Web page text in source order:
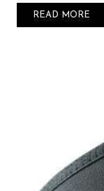
READ MORE